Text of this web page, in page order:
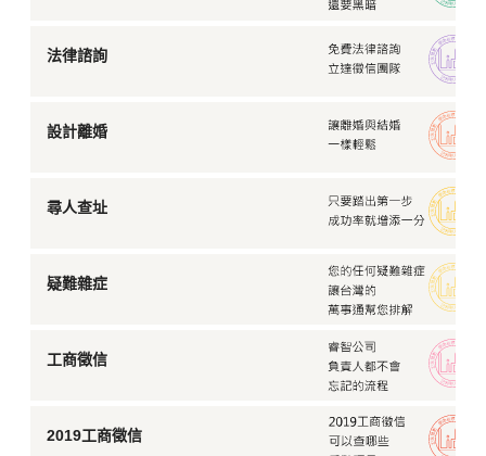
法律諮詢
設計離婚
尋人查址
疑難雜症
工商徵信
2019工商徵信